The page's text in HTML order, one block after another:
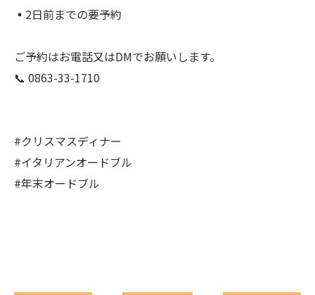
▪︎2日前までの要予約⠀
ご予約はお電話又はDMでお願いします。⠀
📞 0863-33-1710⠀
#クリスマスディナー⠀
#イタリアンオードブル⠀
#年末オードブル⠀